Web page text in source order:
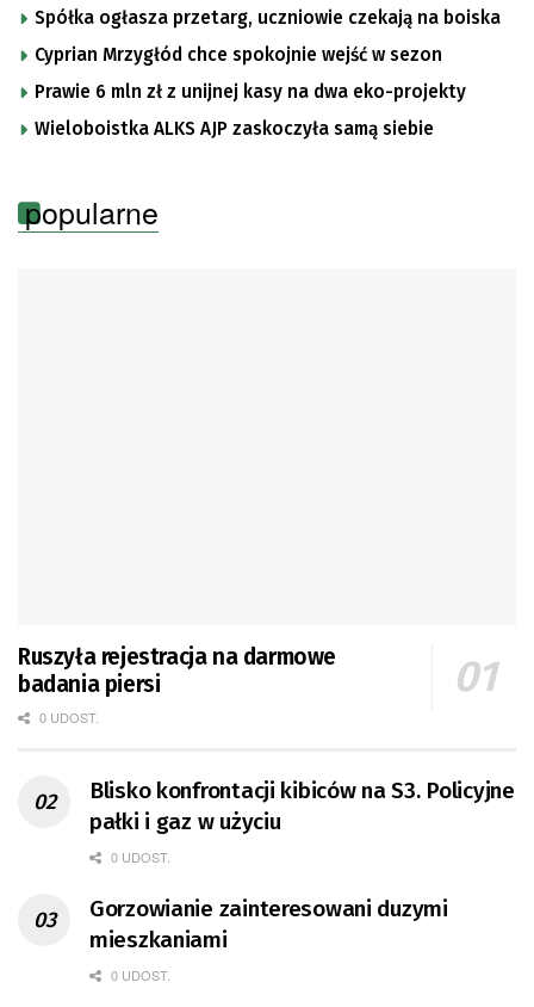
Spółka ogłasza przetarg, uczniowie czekają na boiska
Cyprian Mrzygłód chce spokojnie wejść w sezon
Prawie 6 mln zł z unijnej kasy na dwa eko-projekty
Wieloboistka ALKS AJP zaskoczyła samą siebie
popularne
Ruszyła rejestracja na darmowe
badania piersi
0 UDOST.
Blisko konfrontacji kibiców na S3. Policyjne
pałki i gaz w użyciu
0 UDOST.
Gorzowianie zainteresowani duzymi
mieszkaniami
0 UDOST.